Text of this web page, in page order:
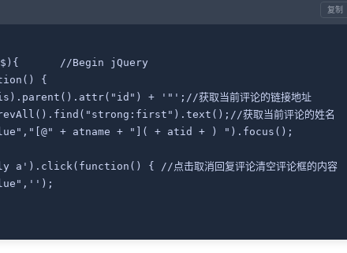
复制
jQuery(document).ready(function($){	//Begin jQuery
{
+ '"';//获取当前评论的链接地址
获取当前评论的姓名
+ atname + "]( + atid + ) ").focus();
	$('.cancel-comment-reply a').click(function() {	//点击取消回复评论清空评论框的内容